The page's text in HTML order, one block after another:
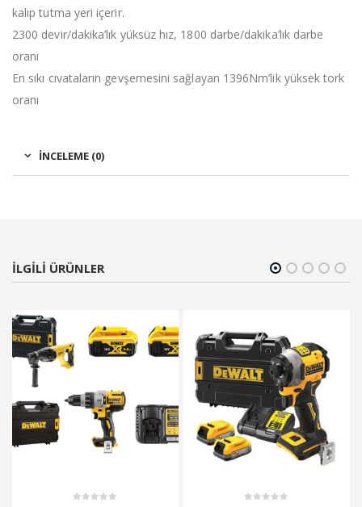
kalıp tutma yeri içerir.
2300 devir/dakika’lık yüksüz hız, 1800 darbe/dakika’lık darbe
oranı
En sıkı cıvataların gevşemesini sağlayan 1396Nm’lik yüksek tork
oranı
İNCELEME (0)
ILGILI ÜRÜNLER